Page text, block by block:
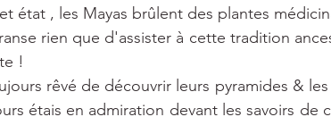
état , les Mayas brûlent des plantes
rien que d'assister à cette tradition
!
rêvé de découvrir leurs pyramides &
étais en admiration devant les savoirs de